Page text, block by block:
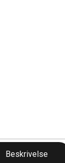
Beskrivelse